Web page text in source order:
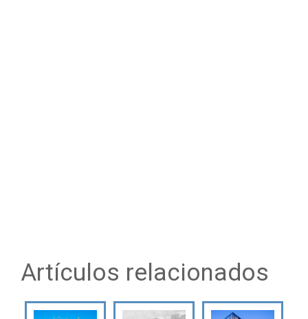
Artículos relacionados